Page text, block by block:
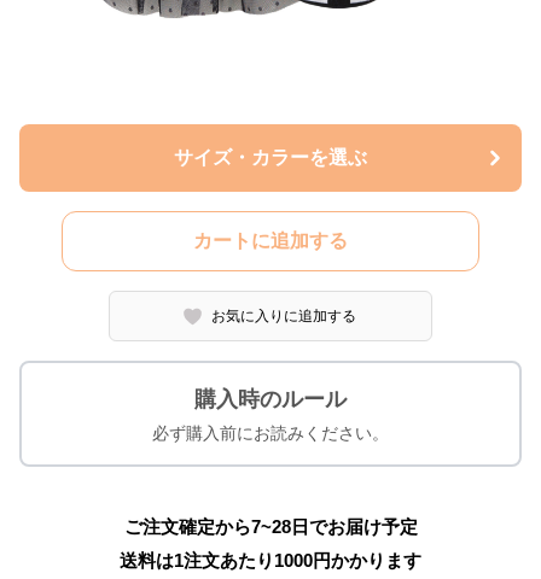
サイズ・カラーを選ぶ
カートに追加する
お気に入りに追加する
購入時のルール
必ず購入前にお読みください。
ご注文確定から7~28日でお届け予定
送料は1注文あたり 1000円かかります